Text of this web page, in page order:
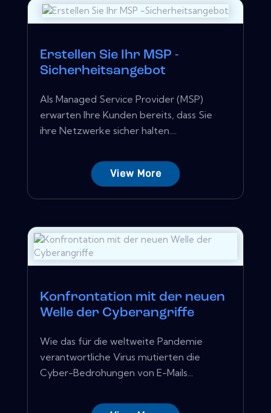
Erstellen Sie Ihr MSP -
Sicherheitsangebot
Als Managed Service Provider (MSP)
erwarten Ihre Kunden bereits, dass Sie
ihre Netzwerke sicher halten....
View More
Konfrontation mit der neuen
Welle der Cyberangriffe
Wie das für die weltweite Pandemie
verantwortliche Virus mutierten die
Cyber-Bedrohungen von E-Mails...